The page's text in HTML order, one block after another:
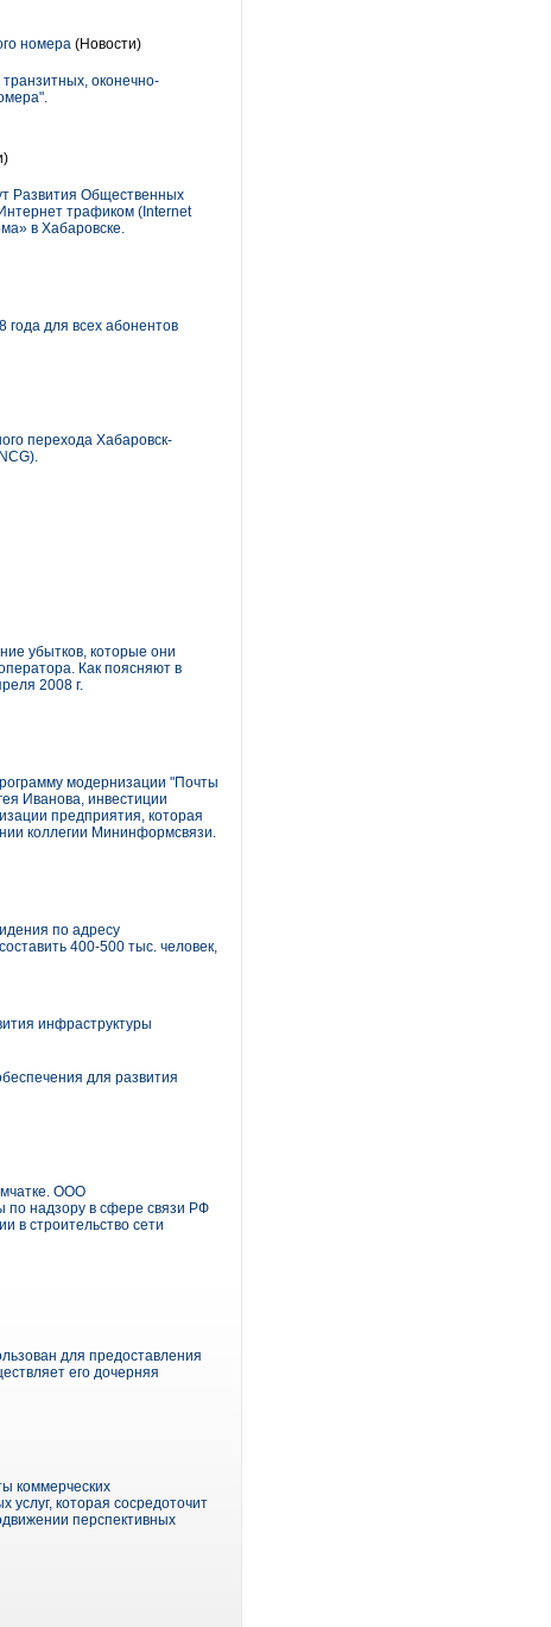
номера (Новости)
оконечно-
Развития Общественных
трафиком (Internet
в Хабаровске.
для всех абонентов
перехода Хабаровск-
убытков, которые они
Как поясняют в
2008 г.
модернизации "Почты
Иванова, инвестиции
предприятия, которая
коллегии Мининформсвязи.
по адресу
400-500 тыс. человек,
инфраструктуры
для развития
ООО
по надзору в сфере связи РФ
в строительство сети
для предоставления
его дочерняя
коммерческих
которая сосредоточит
перспективных